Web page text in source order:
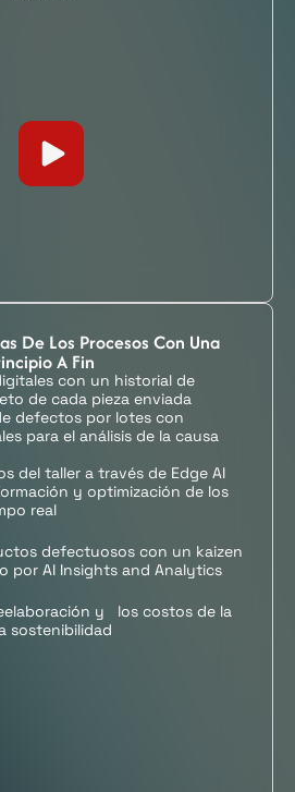
De Los Procesos Con Una
A Fin
con un historial de
de cada pieza enviada
defectos por lotes con
para el análisis de la causa
del taller a través de Edge AI
y optimización de los
real
defectuosos con un kaizen
por AI Insights and Analytics
y los costos de la
sostenibilidad